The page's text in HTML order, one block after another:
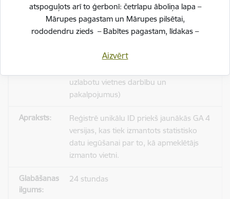
atspoguļots arī to ģerbonī: četrlapu āboliņa lapa –
Mārupes pagastam un Mārupes pilsētai,
rododendru zieds – Babītes pagastam, līdakas –
simbolus vienotā, stilizētā vizuālā rakstā – kā stāstu
par mums pašiem. Mēs esam dažādi, bet kopā
SVĒTKU PROGRAMMA
Aizvērt
24 stundas
uzlabotu vietnes darbību un
pakalpojumus)
Reģistrē unikālu ID priekš jaunākās GA 4
versijas, kas tiek izmantots statistisko
datu iegūšanai par to, kā apmeklētājs
izmanto vietni.
24 stundas